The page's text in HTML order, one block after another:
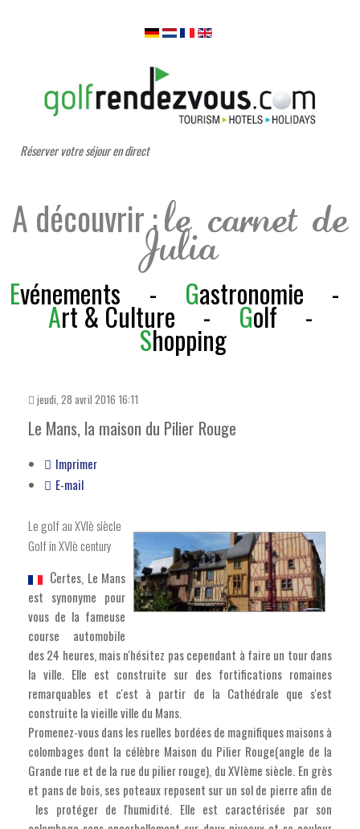
Réserver votre séjour en direct
A découvrir : le carnet de
Julia
Evénements - Gastronomie -
Art & Culture -Golf-
Shopping
jeudi, 28 avril 2016 16:11
Le Mans, la maison du Pilier Rouge
Imprimer
E-mail
Le golf au XVIè siècle
Golf in XVIè century
Certes, Le Mans
est synonyme pour
vous de la fameuse
course automobile
des 24 heures, mais n'hésitez pas cependant à faire un tour dans
la ville. Elle est construite sur des fortifications romaines
remarquables et c'est à partir de la Cathédrale que s'est
construite la vieille ville du Mans.
Promenez-vous dans les ruelles bordées de magnifiques maisons à
colombages dont la célèbre Maison du Pilier Rouge(angle de la
Grande rue et de la rue du pilier rouge), du XVIème siècle. En grès
et pans de bois, ses poteaux reposent sur un sol de pierre afin de
les protéger de l'humidité. Elle est caractérisée par son